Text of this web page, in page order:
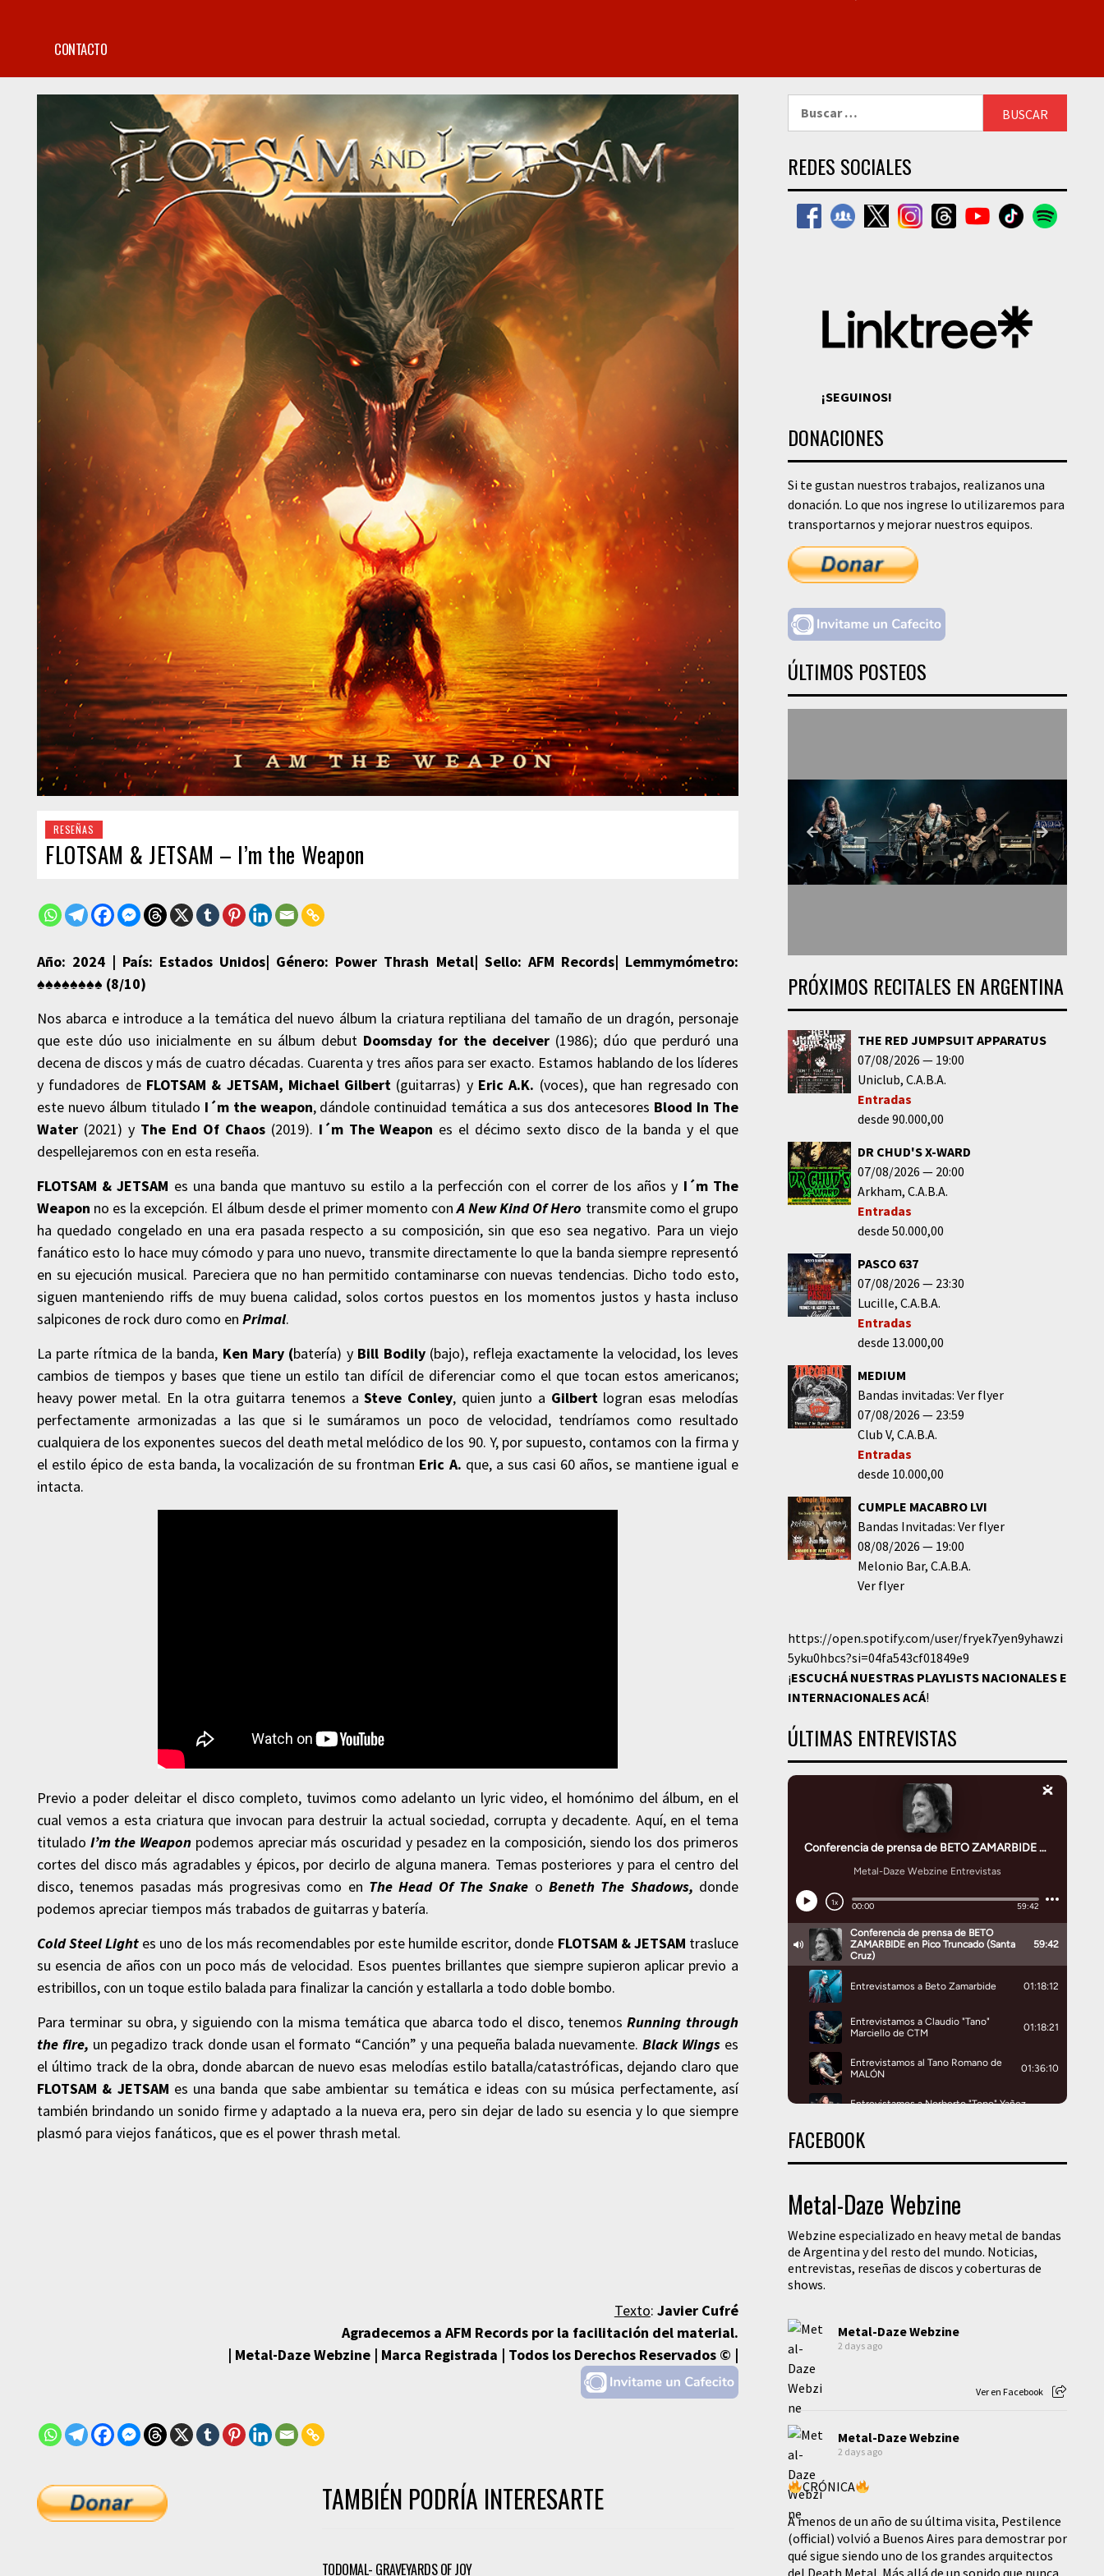
CONTACTO
RESEÑAS
FLOTSAM & JETSAM – I’m the Weapon
Año: 2024 | País: Estados Unidos| Género: Power Thrash Metal| Sello: AFM Records| Lemmymómetro:
♠♠♠♠♠♠♠♠ (8/10)
Nos abarca e introduce a la temática del nuevo álbum la criatura reptiliana del tamaño de un dragón, personaje
que este dúo uso inicialmente en su álbum debut Doomsday for the deceiver (1986); dúo que perduró una
decena de discos y más de cuatro décadas. Cuarenta y tres años para ser exacto. Estamos hablando de los líderes
y fundadores de FLOTSAM & JETSAM, Michael Gilbert (guitarras) y Eric A.K. (voces), que han regresado con
este nuevo álbum titulado I´m the weapon, dándole continuidad temática a sus dos antecesores Blood In The
Water (2021) y The End Of Chaos (2019). I´m The Weapon es el décimo sexto disco de la banda y el que
despellejaremos con en esta reseña.
FLOTSAM & JETSAM es una banda que mantuvo su estilo a la perfección con el correr de los años y I´m The
Weapon no es la excepción. El álbum desde el primer momento conA New Kind Of Hero transmite como el grupo
ha quedado congelado en una era pasada respecto a su composición, sin que eso sea negativo. Para un viejo
fanático esto lo hace muy cómodo y para uno nuevo, transmite directamente lo que la banda siempre representó
en su ejecución musical. Pareciera que no han permitido contaminarse con nuevas tendencias. Dicho todo esto,
siguen manteniendo riffs de muy buena calidad, solos cortos puestos en los momentos justos y hasta incluso
salpicones de rock duro como en Primal.
La parte rítmica de la banda, Ken Mary (batería) y Bill Bodily (bajo), refleja exactamente la velocidad, los leves
cambios de tiempos y bases que tiene un estilo tan difícil de diferenciar como el que tocan estos americanos;
heavy power metal. En la otra guitarra tenemos aSteve Conley, quien junto a Gilbertlogran esas melodías
perfectamente armonizadas a las que si le sumáramos un poco de velocidad, tendríamos como resultado
cualquiera de los exponentes suecos del death metal melódico de los 90. Y, por supuesto, contamos con la firma y
el estilo épico de esta banda, la vocalización de su frontman Eric A. que, a sus casi 60 años, se mantiene igual e
intacta.
Previo a poder deleitar el disco completo, tuvimos como adelanto un lyric video, el homónimo del álbum, en el
cual vemos a esta criatura que invocan para destruir la actual sociedad, corrupta y decadente. Aquí, en el tema
titulado I’m the Weapon podemos apreciar más oscuridad y pesadez en la composición, siendo los dos primeros
cortes del disco más agradables y épicos, por decirlo de alguna manera. Temas posteriores y para el centro del
disco, tenemos pasadas más progresivas como en The Head Of The Snake o Beneth The Shadows, donde
podemos apreciar tiempos más trabados de guitarras y batería.
Cold Steel Light es uno de los más recomendables por este humilde escritor, donde FLOTSAM & JETSAM trasluce
su esencia de años con un poco más de velocidad. Esos puentes brillantes que siempre supieron aplicar previo a
estribillos, con un toque estilo balada para finalizar la canción y estallarla a todo doble bombo.
Para terminar su obra, y siguiendo con la misma temática que abarca todo el disco, tenemosRunning through
the fire, un pegadizo track donde usan el formato “Canción” y una pequeña balada nuevamente.Black Wings es
el último track de la obra, donde abarcan de nuevo esas melodías estilo batalla/catastróficas, dejando claro que
FLOTSAM & JETSAM es una banda que sabe ambientar su temática e ideas con su música perfectamente, así
también brindando un sonido firme y adaptado a la nueva era, pero sin dejar de lado su esencia y lo que siempre
plasmó para viejos fanáticos, que es el power thrash metal.
Texto: Javier Cufré
Agradecemos a AFM Records por la facilitación del material.
| Metal-Daze Webzine | Marca Registrada | Todos los Derechos Reservados © |
TAMBIÉN PODRÍA INTERESARTE
TODOMAL- GRAVEYARDS OF JOY
REDES SOCIALES
¡SEGUINOS!
DONACIONES
Si te gustan nuestros trabajos, realizanos una
donación. Lo que nos ingrese lo utilizaremos para
transportarnos y mejorar nuestros equipos.
ÚLTIMOS POSTEOS
PRÓXIMOS RECITALES EN ARGENTINA
THE RED JUMPSUIT APPARATUS
07/08/2026
19:00
Uniclub C.A.B.A.
Entradas
desde 90.000,00
DR CHUD'S X-WARD
07/08/2026
20:00
Arkham C.A.B.A.
Entradas
desde 50.000,00
PASCO 637
07/08/2026
23:30
Lucille C.A.B.A.
Entradas
desde 13.000,00
MEDIUM
Bandas invitadas: Ver flyer
07/08/2026
23:59
Club V C.A.B.A.
Entradas
desde 10.000,00
CUMPLE MACABRO LVI
Bandas Invitadas: Ver flyer
08/08/2026
19:00
Melonio Bar C.A.B.A.
Ver flyer
https://open.spotify.com/user/fryek7yen9yhawzi
5yku0hbcs?si=04fa543cf01849e9
¡ESCUCHÁ NUESTRAS PLAYLISTS NACIONALES E
INTERNACIONALESACÁ!
ÚLTIMAS ENTREVISTAS
FACEBOOK
Metal-Daze Webzine
Webzine especializado en heavy metal de bandas
de Argentina y del resto del mundo. Noticias,
entrevistas, reseñas de discos y coberturas de
shows.
Metal-Daze Webzine
2 days ago
Ver en Facebook
Metal-Daze Webzine
2 days ago
CRÓNICA
A menos de un año de su última visita, Pestilence
(official) volvió a Buenos Aires para demostrar por
qué sigue siendo uno de los grandes arquitectos
del Death Metal. Más allá de un sonido que nunca